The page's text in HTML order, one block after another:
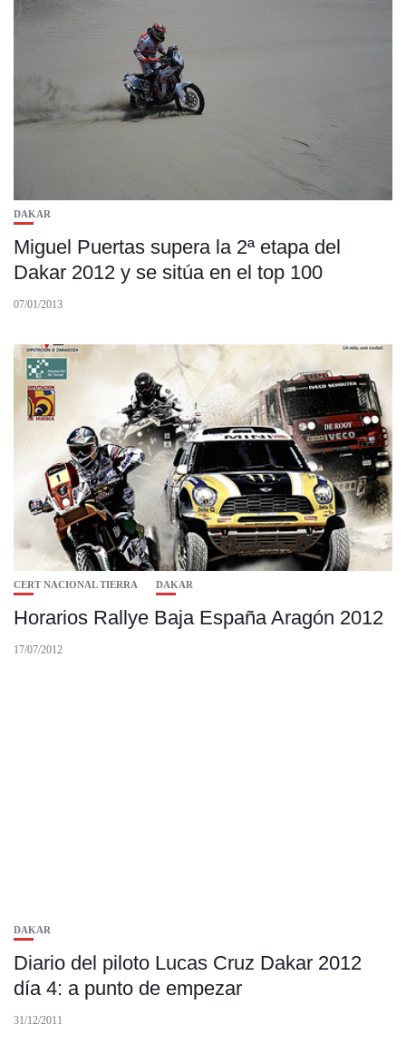
DAKAR
Miguel Puertas supera la 2ª etapa del
Dakar 2012 y se sitúa en el top 100
07/01/2013
CERT NACIONAL TIERRA DAKAR
Horarios Rallye Baja España Aragón 2012
17/07/2012
DAKAR
Diario del piloto Lucas Cruz Dakar 2012
día 4: a punto de empezar
31/12/2011